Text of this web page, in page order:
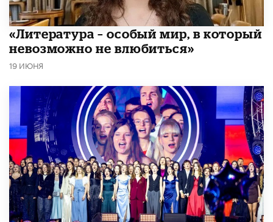
​«Литература – особый мир, в который
невозможно не влюбиться»
19 ИЮНЯ